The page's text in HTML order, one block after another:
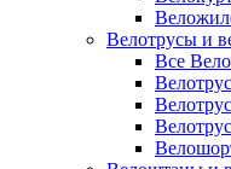
Велотрусы и
Все